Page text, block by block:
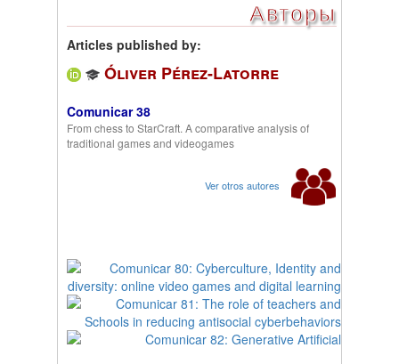
Авторы
Articles published by:
Óliver Pérez-Latorre
Comunicar 38
From chess to StarCraft. A comparative analysis of
traditional games and videogames
Ver otros autores